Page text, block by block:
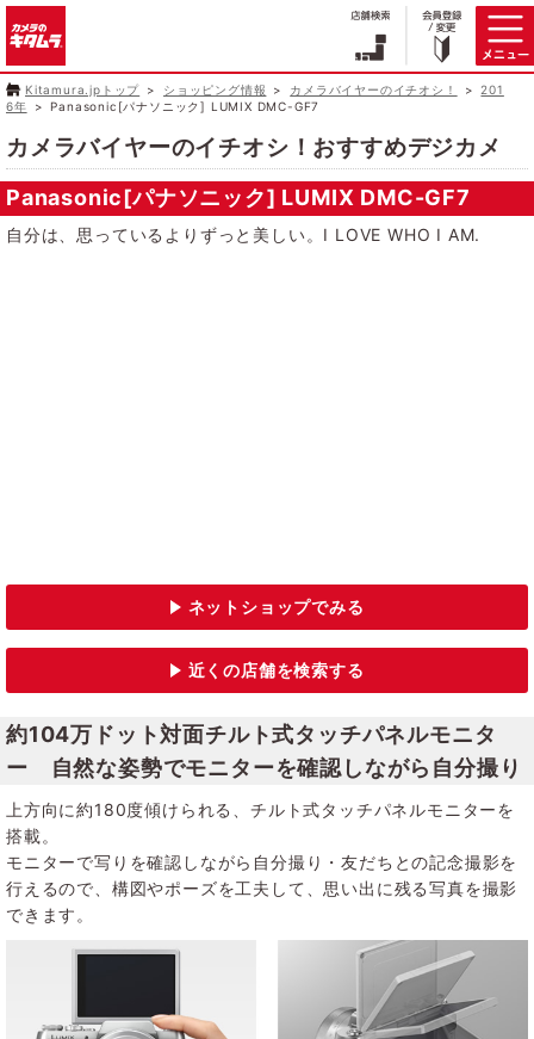
Kitamura.jpトップ ショッピング情報 カメラバイヤーのイチオシ！
201
6年
Panasonic[パナソニック] LUMIX DMC-GF7
カメラバイヤーのイチオシ！おすすめデジカメ
Panasonic[パナソニック] LUMIX DMC-GF7
自分は、思っているよりずっと美しい。I LOVE WHO I AM.
約104万ドット対面チルト式タッチパネルモニタ
ー 自然な姿勢でモニターを確認しながら自分撮り
上方向に約180度傾けられる、チルト式タッチパネルモニターを
搭載。
モニターで写りを確認しながら自分撮り・友だちとの記念撮影を
行えるので、構図やポーズを工夫して、思い出に残る写真を撮影
できます。